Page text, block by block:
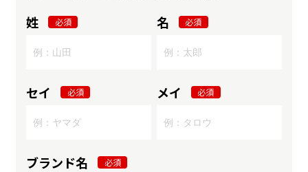
姓 必須 名 必須
セイ 必須 メイ 必須
ブランド名 必須